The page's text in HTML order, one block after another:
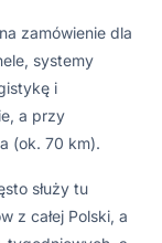
zamówienie dla
systemy
i
a przy
(ok. 70 km).
służy tu
z całej Polski, a